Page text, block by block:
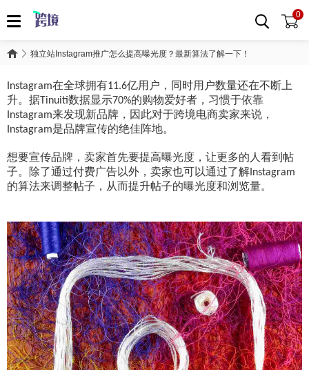
0
独立站Instagram推广怎么提高曝光度？最新算法了解一下！
Instagram在全球拥有11.6亿用户，同时用户数量还在不断上
升。据 Tinuiti数据显示70%的购物爱好者，习惯于依靠
Instagram来发现新品牌，因此对于跨境电商卖家来说，
Instagram是品牌宣传的绝佳阵地。
想要宣传品牌，卖家首先要提高曝光度，让更多的人看到帖
子。除了通过付费广告以外，卖家也可以通过了解 Instagram
的算法来调整帖子，从而提升帖子的曝光度和浏览量。